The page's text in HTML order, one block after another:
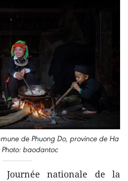
de Phuong Do, province de Ha
baodantoc
nationale de la